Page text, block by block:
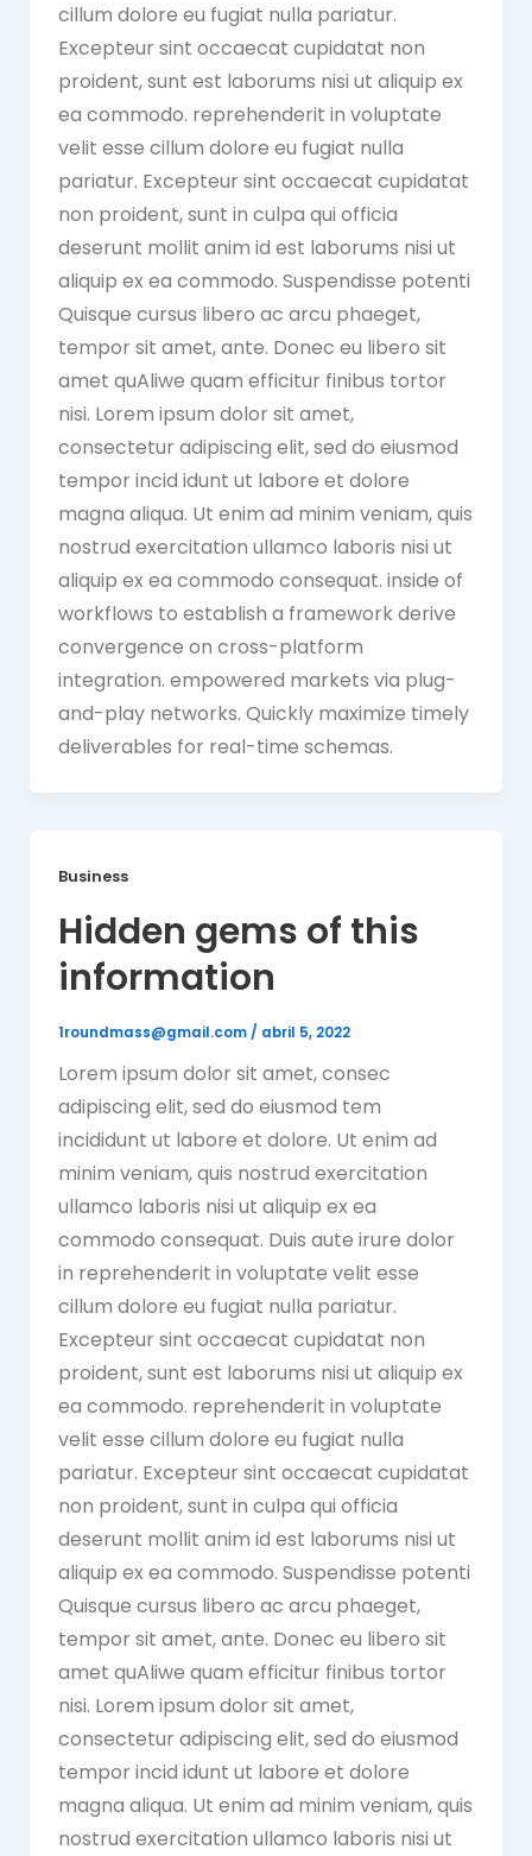
cillum dolore eu fugiat nulla pariatur.
Excepteur sint occaecat cupidatat non
proident, sunt est laborums nisi ut aliquip ex
ea commodo. reprehenderit in voluptate
velit esse cillum dolore eu fugiat nulla
pariatur. Excepteur sint occaecat cupidatat
non proident, sunt in culpa qui officia
deserunt mollit anim id est laborums nisi ut
aliquip ex ea commodo. Suspendisse potenti
Quisque cursus libero ac arcu phaeget,
tempor sit amet, ante. Donec eu libero sit
amet quAliwe quam efficitur finibus tortor
nisi. Lorem ipsum dolor sit amet,
consectetur adipiscing elit, sed do eiusmod
tempor incid idunt ut labore et dolore
magna aliqua. Ut enim ad minim veniam, quis
nostrud exercitation ullamco laboris nisi ut
aliquip ex ea commodo consequat. inside of
workflows to establish a framework derive
convergence on cross-platform
integration. empowered markets via plug-
and-play networks. Quickly maximize timely
deliverables for real-time schemas.
Business
Hidden gems of this
information
1roundmass@gmail.com / abril 5, 2022
Lorem ipsum dolor sit amet, consec
adipiscing elit, sed do eiusmod tem
incididunt ut labore et dolore. Ut enim ad
minim veniam, quis nostrud exercitation
ullamco laboris nisi ut aliquip ex ea
commodo consequat. Duis aute irure dolor
in reprehenderit in voluptate velit esse
cillum dolore eu fugiat nulla pariatur.
Excepteur sint occaecat cupidatat non
proident, sunt est laborums nisi ut aliquip ex
ea commodo. reprehenderit in voluptate
velit esse cillum dolore eu fugiat nulla
pariatur. Excepteur sint occaecat cupidatat
non proident, sunt in culpa qui officia
deserunt mollit anim id est laborums nisi ut
aliquip ex ea commodo. Suspendisse potenti
Quisque cursus libero ac arcu phaeget,
tempor sit amet, ante. Donec eu libero sit
amet quAliwe quam efficitur finibus tortor
nisi. Lorem ipsum dolor sit amet,
consectetur adipiscing elit, sed do eiusmod
tempor incid idunt ut labore et dolore
magna aliqua. Ut enim ad minim veniam, quis
nostrud exercitation ullamco laboris nisi ut